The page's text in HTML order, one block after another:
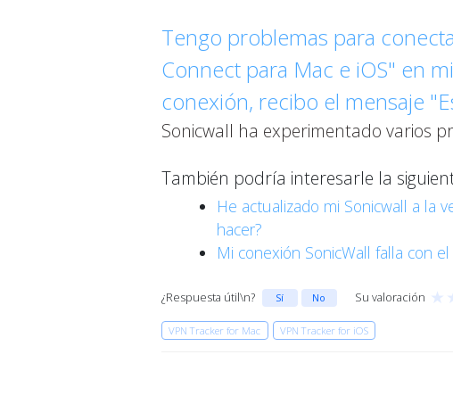
Tengo problemas para
Connect para Mac e iOS" en
conexión, recibo el mensaje
Sonicwall ha experimentado varios
También podría interesarle la
He actualizado mi Sonicwall a la
hacer?
Mi conexión SonicWall falla con
¿Respuesta útil\n? Sí No Su valoración ★
VPN Tracker for Mac VPN Tracker for iOS